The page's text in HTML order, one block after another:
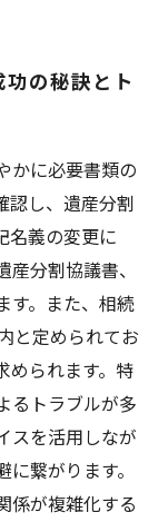
の秘訣とト
かに必要書類の
認し、遺産分割
名義の変更に
分割協議書、
す。また、相続
と定められてお
められます。特
るトラブルが多
スを活用しなが
繋がります。
係が複雑化する